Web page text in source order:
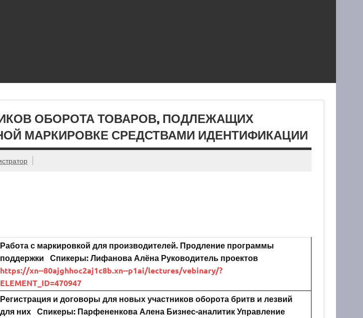
ОБОРОТА ТОВАРОВ, ПОДЛЕЖАЩИХ
МАРКИРОВКЕ СРЕДСТВАМИ ИДЕНТИФИКАЦИИ
Работа с маркировкой для производителей. Продление программы
поддержки
Спикеры: Лифанова Алёна Руководитель проектов
https://xn--80ajghhoc2aj1c8b.xn--p1ai/lectures/vebinary/?
ELEMENT_ID=470947
Регистрация и договоры для новых участников оборота бритв и лезвий
для них Спикеры: Парфененкова Алена Бизнес-аналитик Управление